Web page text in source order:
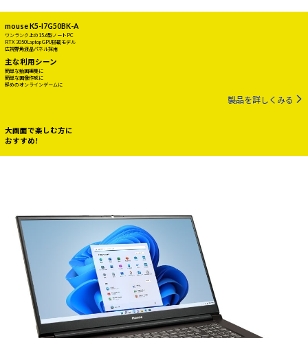
mouse K5-I7G50BK-A
ワンランク上の15.6型ノートPC
RTX 3050 Laptop GPU搭載モデル
広視野角液晶パネル採用
主な利用シーン
簡単な動画編集に
簡単な画像作成に
軽めのオンラインゲームに
製品を詳しくみる
大画面で楽しむ方に
おすすめ!